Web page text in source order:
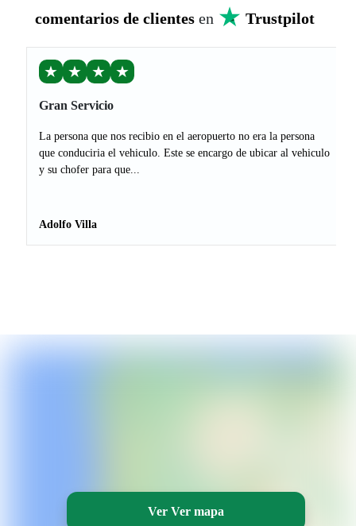
comentarios de clientes en Trustpilot
★ ★ ★ ★
Gran Servicio
La persona que nos recibio en el aeropuerto no era la persona
que conduciria el vehiculo. Este se encargo de ubicar al vehiculo
y su chofer para que...
Adolfo Villa
Ver Ver mapa